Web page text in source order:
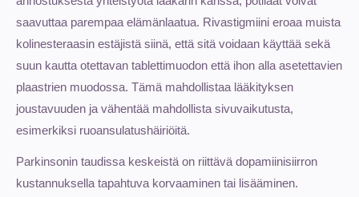
saavuttaa parempaa elämänlaatua. Rivastigmiini eroaa muista
kolinesteraasin estäjistä siinä, että sitä voidaan käyttää sekä
suun kautta otettavan tablettimuodon että ihon alla asetettavien
plaastrien muodossa. Tämä mahdollistaa lääkityksen
joustavuuden ja vähentää mahdollista sivuvaikutusta,
esimerkiksi ruoansulatushäiriöitä.
Parkinsonin taudissa keskeistä on riittävä dopamiinisiirron
kustannuksella tapahtuva korvaaminen tai lisääminen.